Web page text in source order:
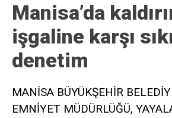
Manisa’da
işgaline karşı
denetim
MANİSA BÜYÜKŞEHİR
EMNİYET MÜDÜRLÜĞÜ,